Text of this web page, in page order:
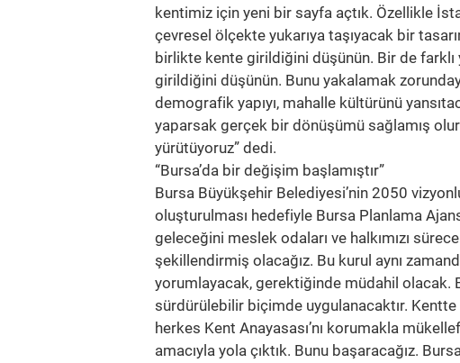
kentimiz için yeni bir sayfa açtık. Özellikle
çevresel ölçekte yukarıya taşıyacak bir
birlikte kente girildiğini düşünün. Bir de
girildiğini düşünün. Bunu yakalamak
demografik yapıyı, mahalle kültürünü
yaparsak gerçek bir dönüşümü sağlamış
yürütüyoruz” dedi.
“Bursa’da bir değişim başlamıştır”
Bursa Büyükşehir Belediyesi’nin 2050
oluşturulması hedefiyle Bursa Planlama
geleceğini meslek odaları ve halkımızı
şekillendirmiş olacağız. Bu kurul aynı
yorumlayacak, gerektiğinde müdahil olacak.
sürdürülebilir biçimde uygulanacaktır.
herkes Kent Anayasası’nı korumakla
amacıyla yola çıktık. Bunu başaracağız.